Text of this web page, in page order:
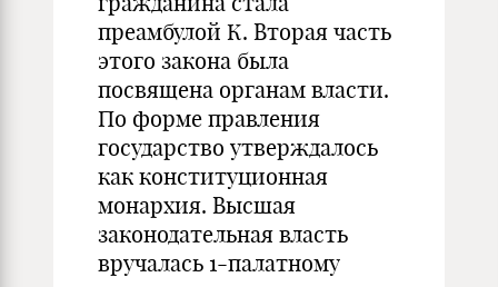
преамбулой К. Вторая часть
этого закона была
посвящена органам власти.
По форме правления
государство утверждалось
как конституционная
монархия. Высшая
законодательная власть
вручалась 1-палатному